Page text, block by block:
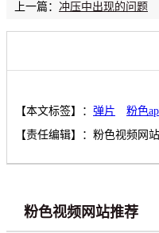
上一篇： 冲压中出现的问题
【本文标签】： 弹片 粉色
【责任编辑】： 粉色视频网站
粉色视频网站推荐